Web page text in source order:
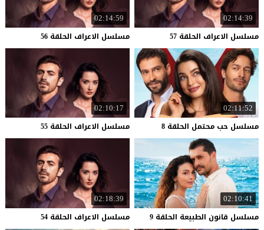
02:14:39
مسلسل الاعراف الحلقة 57
02:14:59
مسلسل الاعراف الحلقة 56
02:11:52
مسلسل حب محتمل الحلقة 8
02:10:17
مسلسل الاعراف الحلقة 55
02:10:41
مسلسل قانون الطبيعة الحلقة 9
02:18:39
مسلسل الاعراف الحلقة 54